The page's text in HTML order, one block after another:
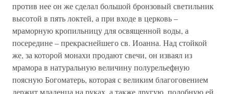
против нее он же сделал большой бронзовый светильник
высотой в пять локтей, а при входе в церковь –
мраморную кропильницу для освященной воды, а
посередине – прекраснейшего св. Иоанна. Над стойкой
же, за которой монахи продают свечи, он изваял из
мрамора в натуральную величину полурельефную
поясную Богоматерь, которая с великим благоговением
держит младенца на руках, а также другую, подобную ей,